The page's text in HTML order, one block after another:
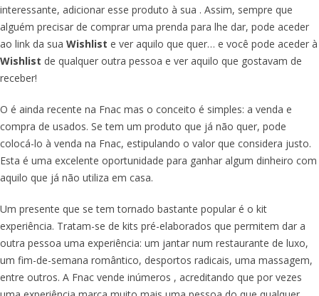
interessante, adicionar esse produto à sua . Assim, sempre que
alguém precisar de comprar uma prenda para lhe dar, pode aceder
ao link da sua Wishlist e ver aquilo que quer… e você pode aceder à
Wishlist de qualquer outra pessoa e ver aquilo que gostavam de
receber!
O é ainda recente na Fnac mas o conceito é simples: a venda e
compra de usados. Se tem um produto que já não quer, pode
colocá-lo à venda na Fnac, estipulando o valor que considera justo.
Esta é uma excelente oportunidade para ganhar algum dinheiro com
aquilo que já não utiliza em casa.
Um presente que se tem tornado bastante popular é o kit
experiência. Tratam-se de kits pré-elaborados que permitem dar a
outra pessoa uma experiência: um jantar num restaurante de luxo,
um fim-de-semana romântico, desportos radicais, uma massagem,
entre outros. A Fnac vende inúmeros , acreditando que por vezes